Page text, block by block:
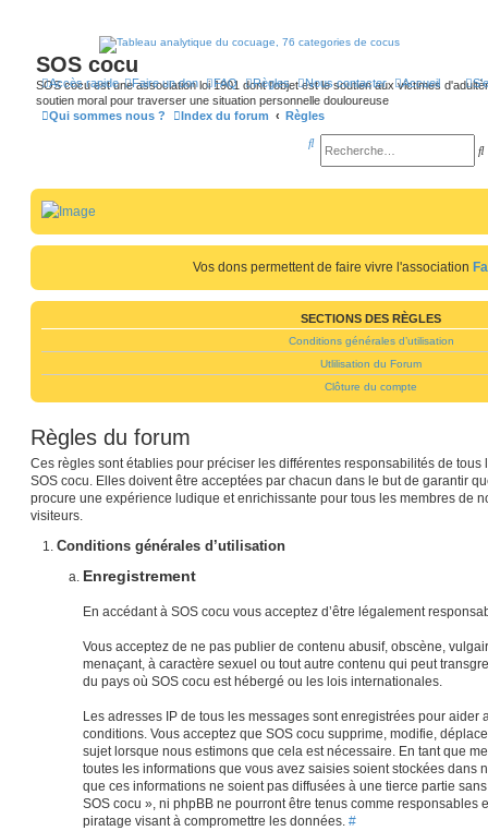
SOS cocu
SOS cocu est une association loi 1901 dont l'objet est le soutien aux victimes
soutien moral pour traverser une situation personnelle douloureuse
Accès rapide Faire un don FAQ Règles Nous contacter Accueil
Qui sommes nous ? Index du forum Règles
R
e
r
c
h
e
r
Vos dons permettent de faire vivre l'association
SECTIONS DES RÈGLES
Conditions générales d’utilisation
Utlilisation du Forum
Clôture du compte
Règles du forum
Ces règles sont établies pour préciser les différentes responsabilités de tous
SOS cocu. Elles doivent être acceptées par chacun dans le but de garantir
procure une expérience ludique et enrichissante pour tous les membres de
visiteurs.
Conditions générales d’utilisation
Enregistrement
En accédant à SOS cocu vous acceptez d’être légalement
Vous acceptez de ne pas publier de contenu abusif, obscène,
menaçant, à caractère sexuel ou tout autre contenu qui peut
du pays où SOS cocu est hébergé ou les lois internationales.
Les adresses IP de tous les messages sont enregistrées pour aider
conditions. Vous acceptez que SOS cocu supprime, modifie,
sujet lorsque nous estimons que cela est nécessaire. En tant que
toutes les informations que vous avez saisies soient stockées dans
que ces informations ne soient pas diffusées à une tierce partie
SOS cocu », ni phpBB ne pourront être tenus comme responsables
piratage visant à compromettre les données. #